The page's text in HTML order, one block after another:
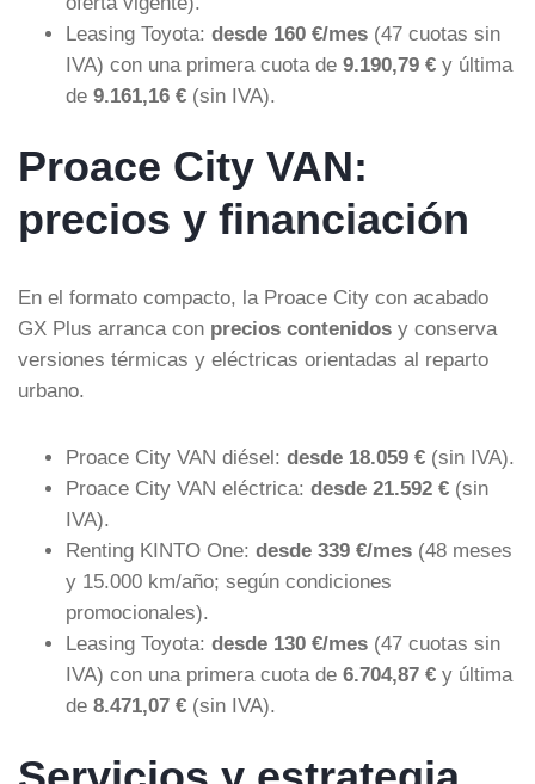
Leasing Toyota: desde 160 €/mes (47 cuotas sin
IVA) con una primera cuota de 9.190,79 € y última
de 9.161,16 € (sin IVA).
Proace City VAN:
precios y financiación
En el formato compacto, la Proace City con acabado
GX Plus arranca con precios contenidos y conserva
versiones térmicas y eléctricas orientadas al reparto
urbano.
Proace City VAN diésel: desde 18.059 € (sin IVA).
Proace City VAN eléctrica: desde 21.592 € (sin
IVA).
Renting KINTO One: desde 339 €/mes (48 meses
y 15.000 km/año; según condiciones
promocionales).
Leasing Toyota: desde 130 €/mes (47 cuotas sin
IVA) con una primera cuota de 6.704,87 € y última
de 8.471,07 € (sin IVA).